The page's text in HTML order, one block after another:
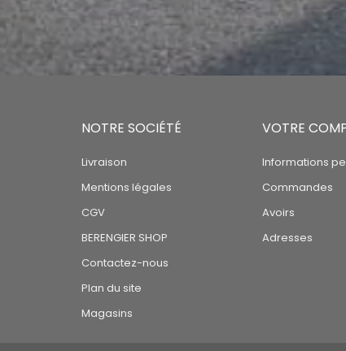
NOTRE SOCIÉTÉ
Livraison
Mentions légales
CGV
BERENGIER SHOP
Contactez-nous
Plan du site
Magasins
VOTRE
Informations
Commandes
Avoirs
Adresses